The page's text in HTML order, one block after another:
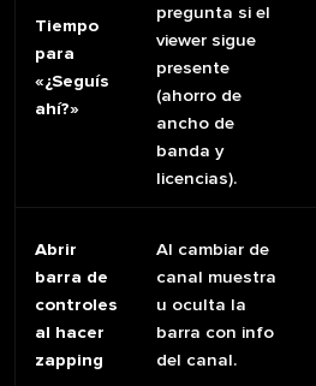
Tiempo
para
«¿Seguís
ahí?»
pregunta si el
viewer sigue
presente
(ahorro de
ancho de
banda y
licencias).
Abrir
barra de
controles
al hacer
zapping
Al cambiar de
canal muestra
u oculta la
barra con info
del canal.